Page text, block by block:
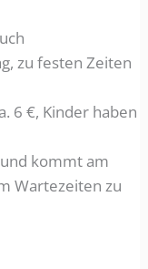
zu festen Zeiten
6 €, Kinder haben
kommt am
Wartezeiten zu